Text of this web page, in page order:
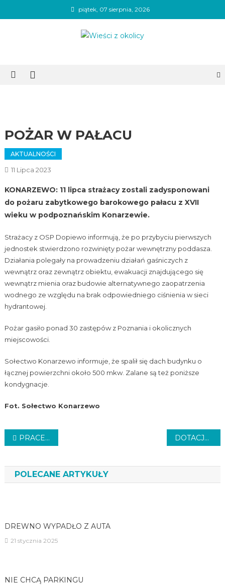
to
piątek, 07 sierpnia, 2026
POŻAR W PAŁACU
AKTUALNOŚCI
11 Lipca 2023
KONARZEWO: 11 lipca strażacy zostali zadysponowani
do pożaru zabytkowego barokowego pałacu z XVII
wieku w podpoznańskim Konarzewie.
Strażacy z OSP Dopiewo informują, że po przybyciu pierwszych
jednostek stwierdzono rozwinięty pożar wewnętrzny poddasza.
Działania polegały na prowadzeniu działań gaśniczych z
wewnątrz oraz zewnątrz obiektu, ewakuacji znajdującego się
wewnątrz mienia oraz budowie alternatywnego zaopatrzenia
wodnego ze względu na brak odpowiedniego ciśnienia w sieci
hydrantowej.
Pożar gasiło ponad 30 zastępów z Poznania i okolicznych
miejscowości.
Sołectwo Konarzewo informuje, że spalił się dach budynku o
łącznej powierzchni około 500 mkw. Zalane są też poniższe
kondygnacje.
Fot. Sołectwo Konarzewo
Nawigacja
PRACE NA ORLEJ DOTACJE NA PIEC
POLECANE ARTYKUŁY
DREWNO WYPADŁO Z AUTA
21 stycznia 2025
NIE CHCĄ PARKINGU